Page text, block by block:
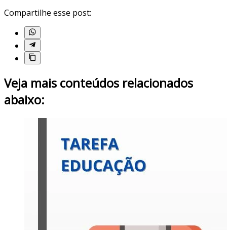
Compartilhe esse post:
Veja mais conteúdos relacionados
abaixo: